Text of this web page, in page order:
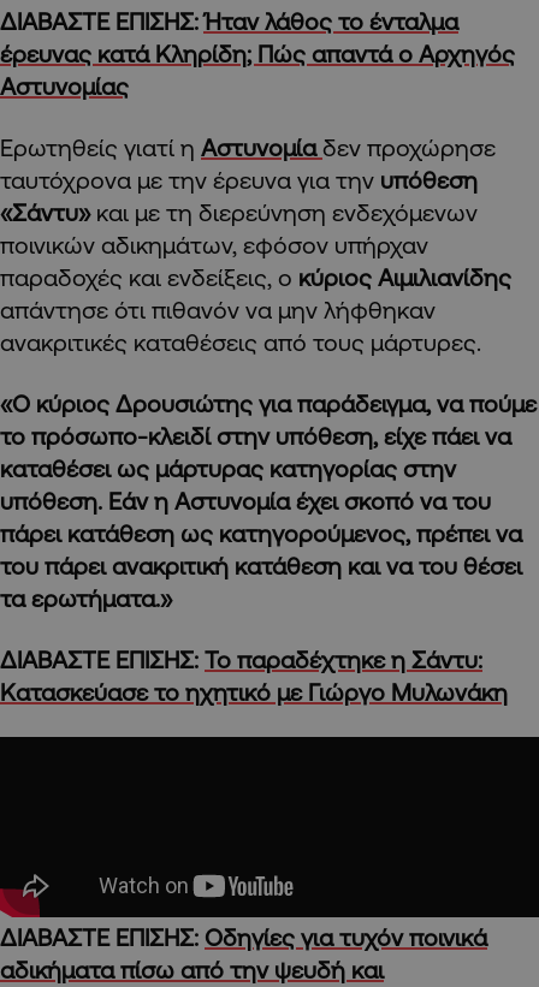
ΔΙΑΒΑΣΤΕ ΕΠΙΣΗΣ:Ήταν λάθος το ένταλμα
έρευνας κατά Κληρίδη; Πώς απαντά ο Αρχηγός
Αστυνομίας
Ερωτηθείς γιατί η Αστυνομίαδεν προχώρησε
ταυτόχρονα με την έρευνα για την υπόθεση
«Σάντυ» και με τη διερεύνηση ενδεχόμενων
ποινικών αδικημάτων, εφόσον υπήρχαν
παραδοχές και ενδείξεις, o κύριος Αιμιλιανίδης
απάντησε ότι πιθανόν να μην λήφθηκαν
ανακριτικές καταθέσεις από τους μάρτυρες.
«Ο κύριος Δρουσιώτης για παράδειγμα, να πούμε
το πρόσωπο-κλειδί στην υπόθεση, είχε πάει να
καταθέσει ως μάρτυρας κατηγορίας στην
υπόθεση. Εάν η Αστυνομία έχει σκοπό να του
πάρει κατάθεση ως κατηγορούμενος, πρέπει να
του πάρει ανακριτική κατάθεση και να του θέσει
τα ερωτήματα.»
ΔΙΑΒΑΣΤΕ ΕΠΙΣΗΣ: Το παραδέχτηκε η Σάντυ:
Κατασκεύασε το ηχητικό με Γιώργο Μυλωνάκη
ΔΙΑΒΑΣΤΕ ΕΠΙΣΗΣ: Οδηγίες για τυχόν ποινικά
αδικήματα πίσω από την ψευδή και